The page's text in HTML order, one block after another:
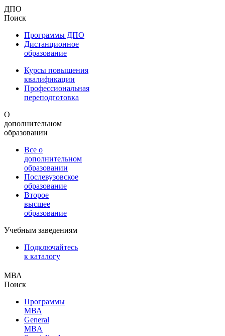
ДПО
Поиск
Программы ДПО
Дистанционное
образование
Курсы повышения
квалификации
Профессиональная
переподготовка
О
дополнительном
образовании
Все о
дополнительном
образовании
Послевузовское
образование
Второе
высшее
образование
Учебным заведениям
Подключайтесь
к каталогу
МВА
Поиск
Программы
МВА
General
MBA